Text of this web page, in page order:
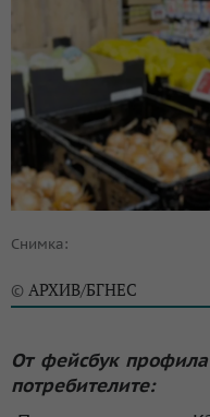
Снимка:
© АРХИВ/БГНЕС
От фейсбук
потребителите: